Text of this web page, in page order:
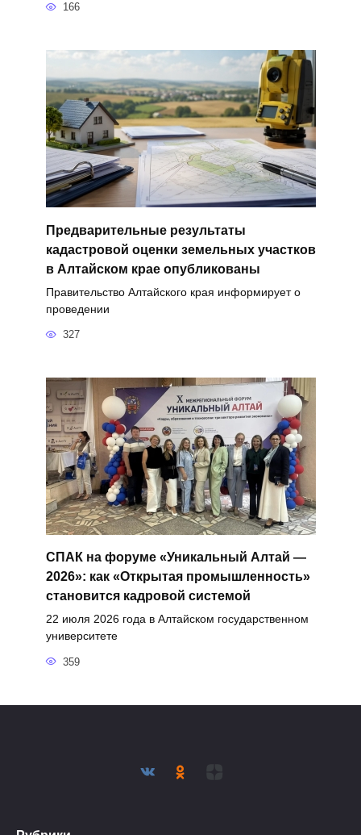
166
Предварительные результаты
кадастровой оценки земельных участков
в Алтайском крае опубликованы
Правительство Алтайского края информирует о
проведении
327
СПАК на форуме «Уникальный Алтай —
2026»: как «Открытая промышленность»
становится кадровой системой
22 июля 2026 года в Алтайском государственном
университете
359